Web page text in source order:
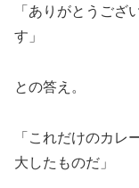
「ありがとうござ
す」
との答え。
「これだけのカレ
大したものだ」